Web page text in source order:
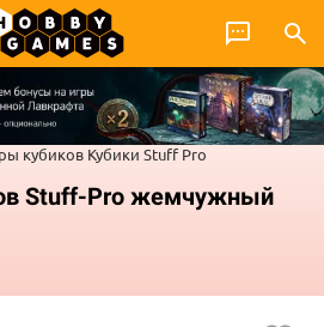
кубиков Кубики Stuff Pro
Stuff-Pro жемчужный